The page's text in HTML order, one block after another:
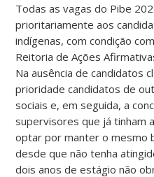
Todas as vagas do Pibe
prioritariamente aos
indígenas, com condição
Reitoria de Ações
Na ausência de candidatos
prioridade candidatos de
sociais e, em seguida, a
supervisores que já tinham
optar por manter o mesmo
desde que não tenha
dois anos de estágio não